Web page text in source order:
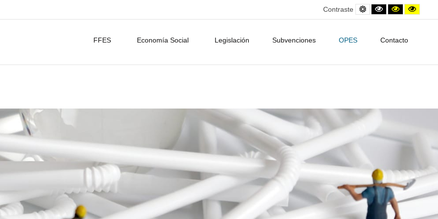
Contraste
Default
contrast
Black
and
Contraste
amarillo/
FFES Economía Social Legislación Subvenciones OPES Contacto